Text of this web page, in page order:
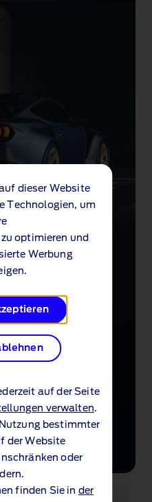
dieser Website
Technologien, um
optimieren und
Werbung
auf der Seite
verwalten.
bestimmter
der Website
oder
finden Sie in der